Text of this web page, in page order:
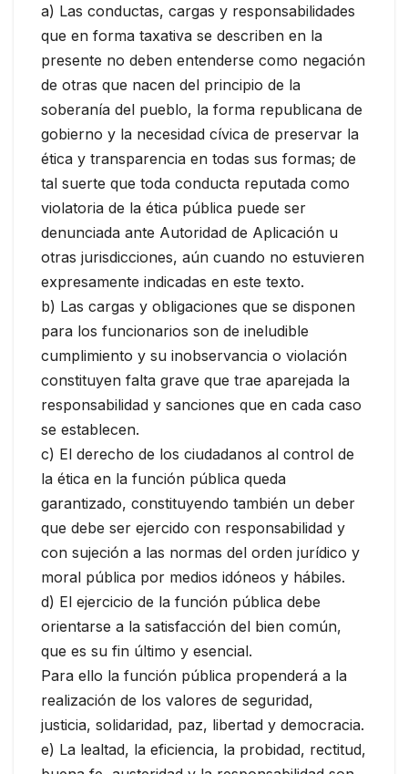
a) Las conductas, cargas y responsabilidades
que en forma taxativa se describen en la
presente no deben entenderse como negación
de otras que nacen del principio de la
soberanía del pueblo, la forma republicana de
gobierno y la necesidad cívica de preservar la
ética y transparencia en todas sus formas; de
tal suerte que toda conducta reputada como
violatoria de la ética pública puede ser
denunciada ante Autoridad de Aplicación u
otras jurisdicciones, aún cuando no estuvieren
expresamente indicadas en este texto.
b) Las cargas y obligaciones que se disponen
para los funcionarios son de ineludible
cumplimiento y su inobservancia o violación
constituyen falta grave que trae aparejada la
responsabilidad y sanciones que en cada caso
se establecen.
c) El derecho de los ciudadanos al control de
la ética en la función pública queda
garantizado, constituyendo también un deber
que debe ser ejercido con responsabilidad y
con sujeción a las normas del orden jurídico y
moral pública por medios idóneos y hábiles.
d) El ejercicio de la función pública debe
orientarse a la satisfacción del bien común,
que es su fin último y esencial.
Para ello la función pública propenderá a la
realización de los valores de seguridad,
justicia, solidaridad, paz, libertad y democracia.
e) La lealtad, la eficiencia, la probidad, rectitud,